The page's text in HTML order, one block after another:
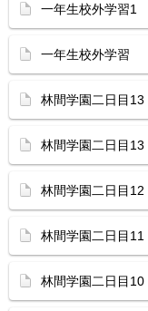
一年生校外学習1
一年生校外学習
林間学園二日目13
林間学園二日目13
林間学園二日目12
林間学園二日目11
林間学園二日目10